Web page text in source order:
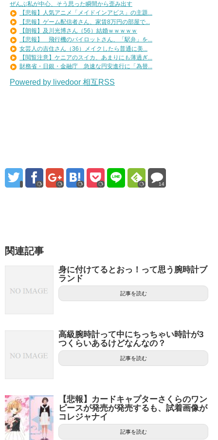
ぜんぶ私が中心、そう思った瞬間から歪み出す
【悲報】人気アニメ「メイドインアビス」の主題...
【悲報】ゲーム配信者さん、家賃8万円の部屋で...
【朗報】及川光博さん（56）結婚ｗｗｗｗｗ
【悲報】 飛行機のパイロットさん、「駅弁」を...
女芸人の吉住さん（36）メイクしたら普通に美...
【閲覧注意】ケニアのスイカ、あまりにも薄過ぎ...
財務省・日銀・金融庁 急速な円安進行に「為替...
Powered by livedoor 相互RSS
14
関連記事
身に付けてるとおっ！って思う腕時計ブ
ランド
記事を読む
高級腕時計って中にちっちゃい時計が3
つくらいあるけどなんなの？
記事を読む
【悲報】カードキャプターさくらのワン
ピースが発売が発売するも、試着画像が
コレジャナイ
記事を読む